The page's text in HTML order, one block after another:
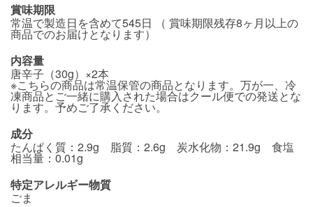
賞味期限
常温で製造日を含めて545日 （ 賞味期限残存8ヶ月以上の
商品でのお届けとなります）
内容量
唐辛子（30g）×2本
※こちらの商品は常温保管の商品となります。万が一、冷
凍商品とご一緒に購入された場合はクール便での発送とな
ります。予めご了承ください。
成分
たんぱく質：2.9g 脂質：2.6g 炭水化物：21.9g 食塩
相当量：0.01g
特定アレルギー物質
ごま